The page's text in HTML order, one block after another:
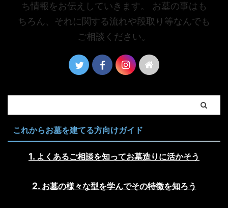
ち情報をお伝えしていきます。 お墓の事はも
ちろん、それに関する流れや段取り等なんでも
ご相談ください。
これからお墓を建てる方向けガイド
よくあるご相談を知ってお墓造りに活かそう
お墓の様々な型を学んでその特徴を知ろう